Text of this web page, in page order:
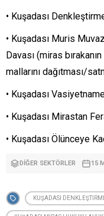
• Kuşadası
• Kuşadası Muris
Davası (miras
mallarını dağıtması/
• Kuşadası
• Kuşadası Mirastan
• Kuşadası Ölünceye
DIĞER SEKTÖRLER 15
KUŞADASI